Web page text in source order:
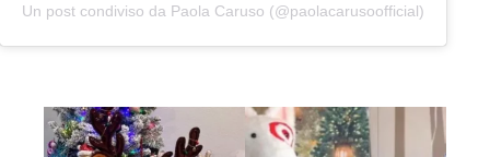
Un post condiviso da Paola Caruso (@paolacarusoofficial)